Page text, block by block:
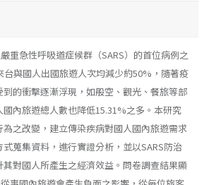
重急性呼吸道症候群（SARS）的首位病例之
台與國人出國旅遊人次均減少約50%，隨著疫
的衝擊逐漸浮現，如般空、觀光、餐旅等部
內旅遊總人數也降低15.31%之多。本研究
之改變，建立傳染疾病對國人國內旅遊需求
蒐集資料，進行實證分析，並以SARS防治
對國人所產生之經濟效益。問卷調查結果顯